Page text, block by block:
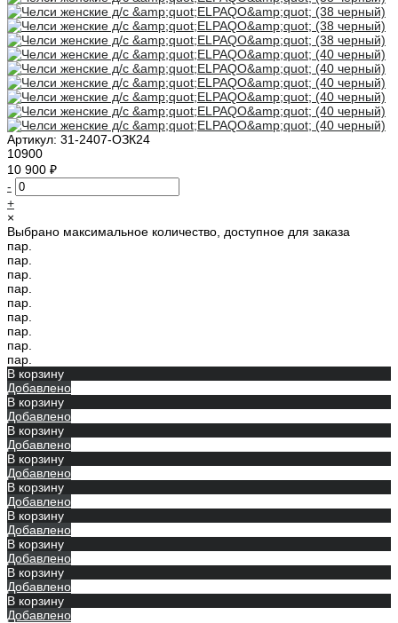
Артикул: 31-2407-ОЗК24
10900
10 900 ₽
-
+
×
Выбрано максимальное количество, доступное для заказа
пар.
пар.
пар.
пар.
пар.
пар.
пар.
пар.
пар.
В корзину
Добавлено
В корзину
Добавлено
В корзину
Добавлено
В корзину
Добавлено
В корзину
Добавлено
В корзину
Добавлено
В корзину
Добавлено
В корзину
Добавлено
В корзину
Добавлено